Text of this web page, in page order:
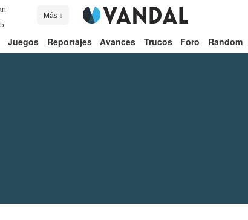
Más ↓
Juegos Reportajes Avances Trucos Foro Random